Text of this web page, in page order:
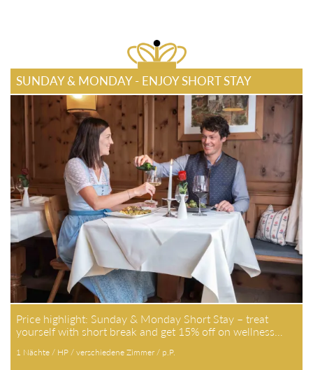
SUNDAY & MONDAY - ENJOY SHORT STAY
Price highlight: Sunday & Monday Short Stay – treat
yourself with short break and get 15% off on wellness…
1 Nächte / HP / verschiedene Zimmer / p.P.